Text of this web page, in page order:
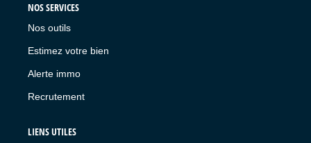
NOS SERVICES
Nos outils
Estimez votre bien
Alerte immo
Recrutement
LIENS UTILES